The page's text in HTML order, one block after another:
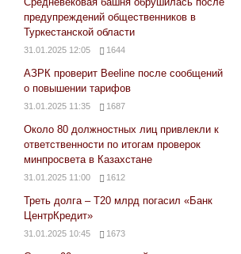
предупреждений общественников в
Туркестанской области
31.01.2025 12:05 1644
АЗРК проверит Beeline после сообщений
о повышении тарифов
31.01.2025 11:35 1687
Около 80 должностных лиц привлекли к
ответственности по итогам проверок
минпросвета в Казахстане
31.01.2025 11:00 1612
Треть долга – Т20 млрд погасил «Банк
ЦентрКредит»
31.01.2025 10:45 1673